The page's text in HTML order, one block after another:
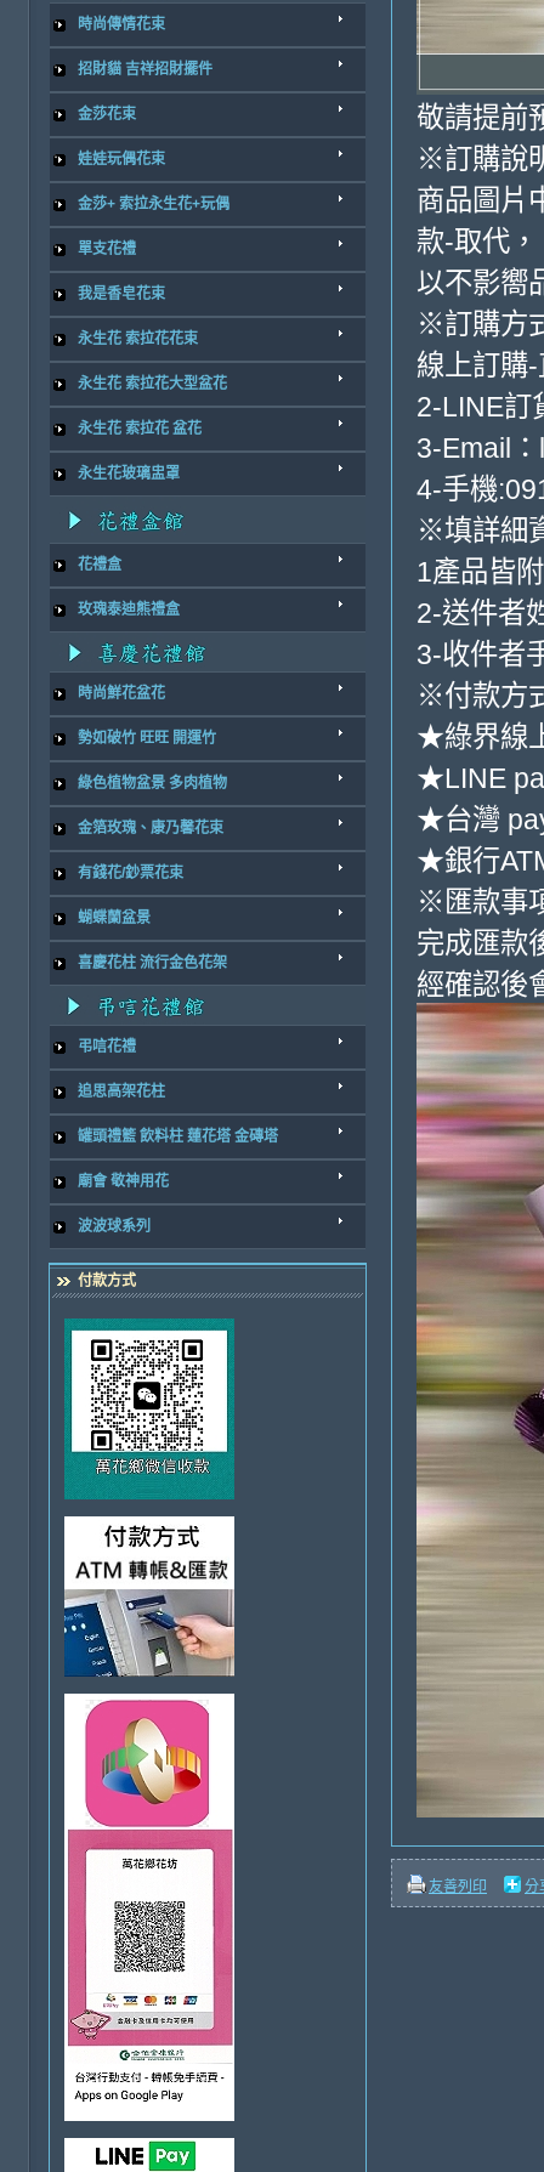
時尚傳情花束
招財貓 吉祥招財擺件
金莎花束
娃娃玩偶花束
金莎+ 索拉永生花+玩偶
單支花禮
我是香皂花束
永生花 索拉花花束
永生花 索拉花大型盆花
永生花 索拉花 盆花
永生花玻璃盅罩
花禮盒
玫瑰泰迪熊禮盒
時尚鮮花盆花
勢如破竹 旺旺 開運竹
綠色植物盆景 多肉植物
金箔玫瑰、康乃馨花束
有錢花/鈔票花束
蝴蝶蘭盆景
喜慶花柱 流行金色花架
弔唁花禮
追思高架花柱
罐頭禮籃 飲料柱 蓮花塔 金磚塔
廟會 敬神用花
波波球系列
付款方式
敬請提前
※訂購說
商品圖片
款-取代，
以不影嚮
※訂購方
線上訂購
2-LINE訂
3-Email
4-手機
※填詳細
1產品皆
2-送件者
3-收件者
※付款方
★綠界線
★LINE
★台灣
★銀行
※匯款事
完成匯款
經確認後
友善列印 分